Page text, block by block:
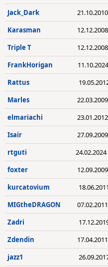
Jack_Dark
Karasman
Triple T
FrankHorigan
Rattus
Marles
elmariachi
Isair
rtguti
foxter
kurcatovium
MIGtheDRAGON
Zadri
Zdendin
jazz1